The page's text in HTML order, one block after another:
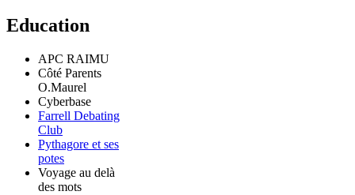
Education
APC RAIMU
Côté Parents
O.Maurel
Cyberbase
Farrell Debating
Club
Pythagore et ses
potes
Voyage au delà
des mots